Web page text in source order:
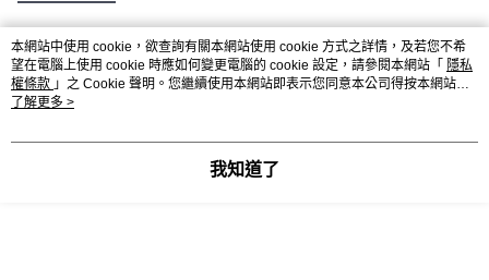
熱門標籤
本網站中使用 cookie，欲查詢有關本網站使用 cookie 方式之詳情，及若您不希
望在電腦上使用 cookie 時應如何變更電腦的 cookie 設定，請參閱本網站「 隱私
權條款 」之 Cookie 聲明。您繼續使用本網站即表示您同意本公司得按本網站使
用條款之 Cookie 聲明使用 cookie。
了解更多 >
我知道了